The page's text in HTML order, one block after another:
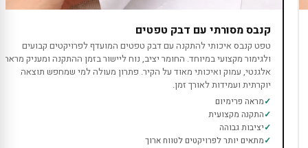
קנבס מסורתי עם דבק טפטים
טפט קנבס איכותי להתקנה עם דבק טפטים המועדף לפרויקטים קבועים
ולגימור מקצועי במיוחד. החומר יציב, נוח ליישור בזמן ההתקנה ומעניק מראה
אלגנטי, עמוק ואיכותי מאוד על הקיר. פתרון מעולה למי שמחפש תוצאה
יוקרתית ועמידות לאורך זמן.
מראה פרימיום
התקנה מקצועית
יציבות גבוהה
מתאים יותר לפרויקטים לטווח ארוך